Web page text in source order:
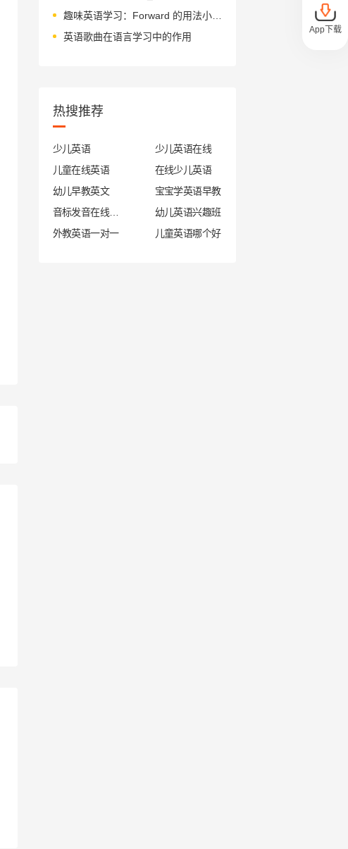
趣味英语学习：Forward 的用法小课堂
英语歌曲在语言学习中的作用
热搜推荐
少儿英语
少儿英语在线
儿童在线英语
在线少儿英语
幼儿早教英文
宝宝学英语早教
幼儿英语兴趣班
外教英语一对一
儿童英语哪个好
App下载